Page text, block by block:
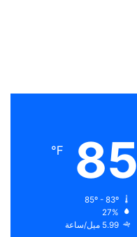
85
℉
27%
5.99 ميل/ساعة